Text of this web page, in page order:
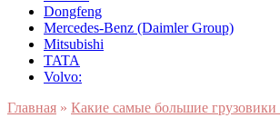
Dongfeng
Mercedes-Benz (Daimler Group)
Mitsubishi
TATA
Volvo:
Главная » Какие самые большие грузовики